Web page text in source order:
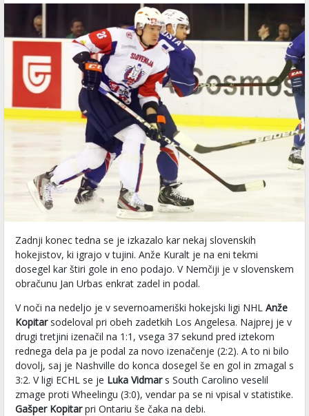
Zadnji konec tedna se je izkazalo kar nekaj slovenskih
hokejistov, ki igrajo v tujini. Anže Kuralt je na eni tekmi
dosegel kar štiri gole in eno podajo. V Nemčiji je v slovenskem
obračunu Jan Urbas enkrat zadel in podal.
V noči na nedeljo je v severnoameriški hokejski ligi NHL Anže
Kopitarsodeloval pri obeh zadetkih Los Angelesa. Najprej je v
drugi tretjini izenačil na 1:1, vsega 37 sekund pred iztekom
rednega dela pa je podal za novo izenačenje (2:2). A to ni bilo
dovolj, saj je Nashville do konca dosegel še en gol in zmagal s
3:2. V ligi ECHL se je Luka Vidmars South Carolino veselil
zmage proti Wheelingu (3:0), vendar pa se ni vpisal v statistike.
Gašper Kopitarpri Ontariu še čaka na debi.